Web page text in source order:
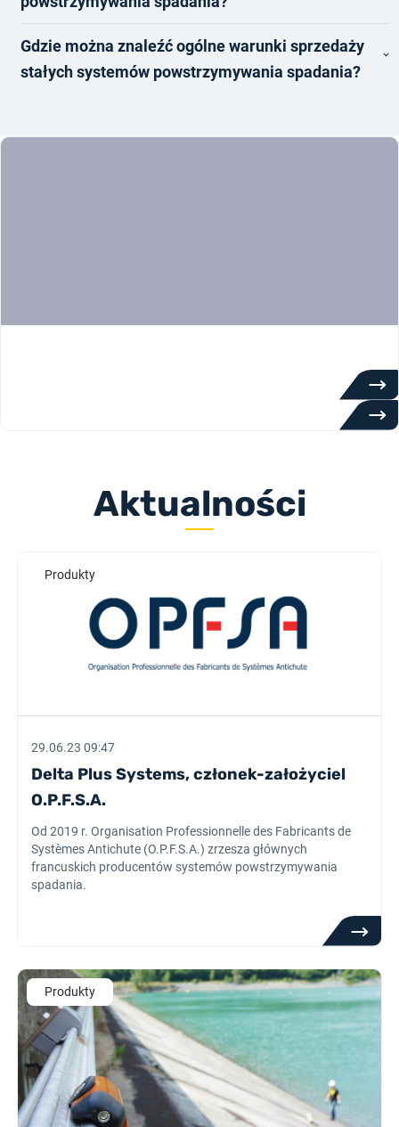
Gdzie można znaleźć ogólne warunki sprzedaży
stałych systemów powstrzymywania spadania?
Aktualności
Produkty
29.06.23 09:47
Delta Plus Systems, członek-założyciel
O.P.F.S.A.
Od 2019 r. Organisation Professionnelle des Fabricants de
Systèmes Antichute (O.P.F.S.A.) zrzesza głównych
francuskich producentów systemów powstrzymywania
spadania.
Produkty